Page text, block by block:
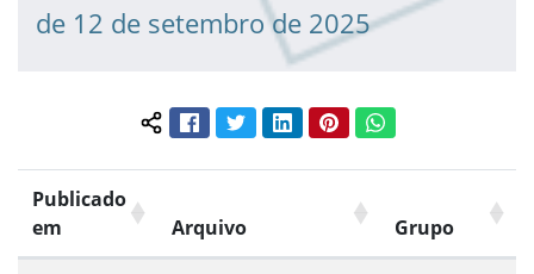
de 12 de setembro de 2025
Compartilhar conteúdo:
FacebookTwitterLinkedInPinterestWhatsApp
Publicado
em
Arquivo Grupo